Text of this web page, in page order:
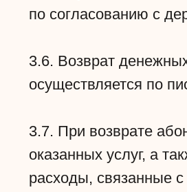
по согласованию с
3.6. Возврат
осуществляется по
3.7. При возврате
оказанных услуг, а
расходы, связанные